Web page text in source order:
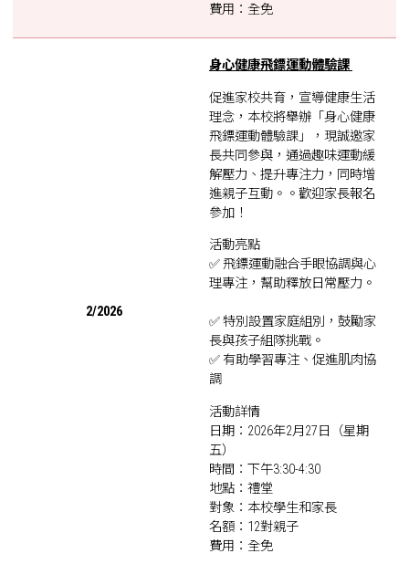
費用：全免
2/2026
身心健康飛鏢運動體驗課
促進家校共育，宣導健康生活
理念，本校將舉辦「身心健康
飛鏢運動體驗課」，現誠邀家
長共同參與，通過趣味運動緩
解壓力、提升專注力，同時增
進親子互動。。歡迎家長報名
參加！
活動亮點
✅ 飛鏢運動融合手眼協調與心
理專注，幫助釋放日常壓力。
✅ 特別設置家庭組別，鼓勵家
長與孩子組隊挑戰。
✅ 有助學習專注、促進肌肉協
調
活動詳情
日期：2026年2月27日（星期
五）
時間：下午3:30-4:30
地點：禮堂
對象：本校學生和家長
名額：12對親子
費用：全免